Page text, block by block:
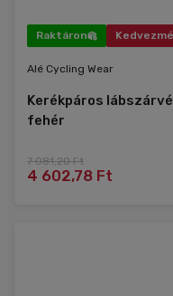
Raktáron
Alé Cycling Wear
Kerékpáros
fehér
7 081,20 Ft
4 602,78 Ft